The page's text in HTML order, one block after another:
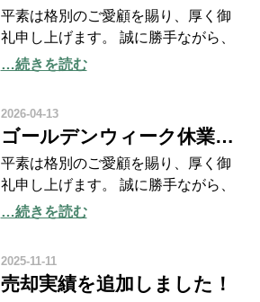
平素は格別のご愛顧を賜り、厚く御
礼申し上げます。 誠に勝手ながら、
夏季の休業日を下記のとおりとさせ
２６年８月１９日（水） ※休業期間
中のSNS・ホームペ
…続きを読む
2026-04-13
ゴールデンウィーク休業のお知らせ
平素は格別のご愛顧を賜り、厚く御
礼申し上げます。 誠に勝手ながら、
ゴールデンウィークの休業日を下記
８日（火）～２０２６年５月６日
（水） ※休業期間中のSN
…続きを読む
2025-11-11
売却実績を追加しました！